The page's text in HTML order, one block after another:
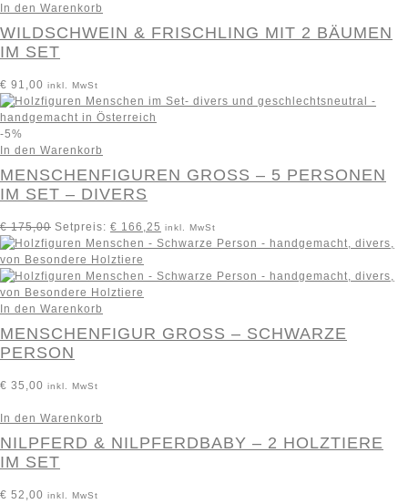
In den Warenkorb
WILDSCHWEIN & FRISCHLING MIT 2 BÄUMEN
IM SET
€ 91,00 inkl. MwSt
-5%
In den Warenkorb
MENSCHENFIGUREN GROSS – 5 PERSONEN I
M SET – DIVERS
€175,00 Setpreis: € 166,25 inkl. MwSt
In den Warenkorb
MENSCHENFIGUR GROSS – SCHWARZE P
ERSON
€ 35,00 inkl. MwSt
In den Warenkorb
NILPFERD & NILPFERDBABY – 2 HOLZTIERE
IM SET
€ 52,00 inkl. MwSt